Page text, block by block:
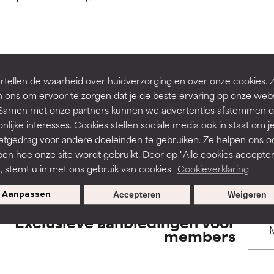
de waarheid over huidverzorging en over onze cookies.
ons om ervoor te zorgen dat je de beste ervaring op onze
met onze partners kunnen we advertenties afstemmen
interesses. Cookies stellen sociale media ook in staat om je
voor andere doeleinden te gebruiken. Ze helpen ons
hoe onze site wordt gebruikt. Door op "Alle cookies
stemt u in met ons gebruik van cookies. Cookieverklaring
Aanpassen Weigeren
Accepteren
BACK TO SEARCH
to assess ingredients in this dictionary. Regulations
irriterend maar kan esthetische, stabiliteits- of andere
is aanwezig. Het risico wordt vergroot als het gecombineerd
ingrediënten.
droogheid, enz. veroorzaken. Kan in sommige gevallen
het algemeen is bewezen dat het meer kwaad dan goed doet.
irriterend maar kan esthetische, stabiliteits- of andere
is aanwezig. Het risico wordt vergroot als het gecombineerd
ingrediënten.
droogheid, enz. veroorzaken. Kan in sommige gevallen
het algemeen is bewezen dat het meer kwaad dan goed doet.
Exclusieve aanbiedingen voor
members